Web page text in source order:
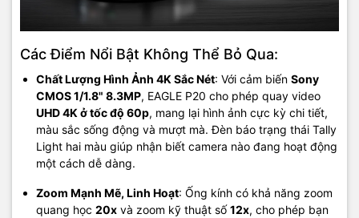
Các Điểm Nổi Bật Không Thể Bỏ Qua:
Chất Lượng Hình Ảnh 4K Sắc Nét: Với cảm biến Sony
CMOS 1/1.8" 8.3MP, EAGLE P20 cho phép quay video
UHD 4K ở tốc độ 60p, mang lại hình ảnh cực kỳ chi tiết,
màu sắc sống động và mượt mà. Đèn báo trạng thái Tally
Light hai màu giúp nhận biết camera nào đang hoạt động
một cách dễ dàng.
Zoom Mạnh Mẽ, Linh Hoạt: Ống kính có khả năng zoom
quang học 20x và zoom kỹ thuật số12x, cho phép bạn